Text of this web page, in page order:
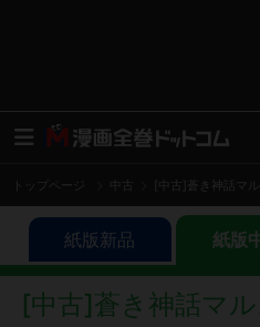
トップページ 中古 [中古]蒼き神話マ
紙版新品 紙版
[中古]蒼き神話マ